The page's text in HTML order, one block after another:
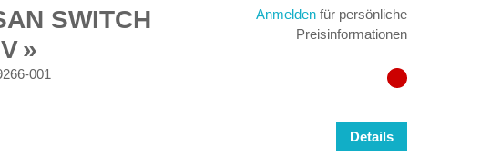
SWITCH
001
Anmelden für persönliche
Preisinformationen
Details